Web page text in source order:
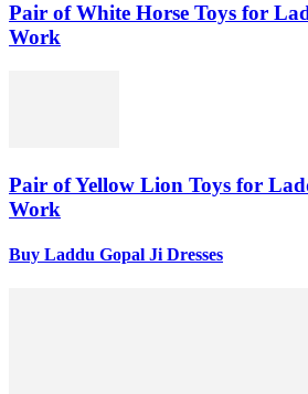
Pair of White Horse Toys for
Work
Pair of Yellow Lion Toys for
Work
Buy Laddu Gopal Ji Dresses